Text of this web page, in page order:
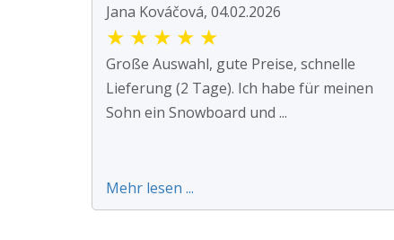
Jana Kováčová, 04.02.2026
★ ★ ★ ★ ★
Große Auswahl, gute Preise, schnelle
Lieferung (2 Tage). Ich habe für meinen
Sohn ein Snowboard und ...
Mehr lesen ...